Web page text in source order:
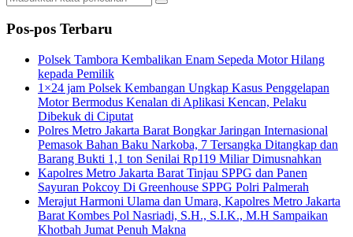
Pos-pos Terbaru
Polsek Tambora Kembalikan Enam Sepeda Motor Hilang
kepada Pemilik
1×24 jam Polsek Kembangan Ungkap Kasus Penggelapan
Motor Bermodus Kenalan di Aplikasi Kencan, Pelaku
Dibekuk di Ciputat
Polres Metro Jakarta Barat Bongkar Jaringan Internasional
Pemasok Bahan Baku Narkoba, 7 Tersangka Ditangkap dan
Barang Bukti 1,1 ton Senilai Rp119 Miliar Dimusnahkan
Kapolres Metro Jakarta Barat Tinjau SPPG dan Panen
Sayuran Pokcoy Di Greenhouse SPPG Polri Palmerah
Merajut Harmoni Ulama dan Umara, Kapolres Metro Jakarta
Barat Kombes Pol Nasriadi, S.H., S.I.K., M.H Sampaikan
Khotbah Jumat Penuh Makna